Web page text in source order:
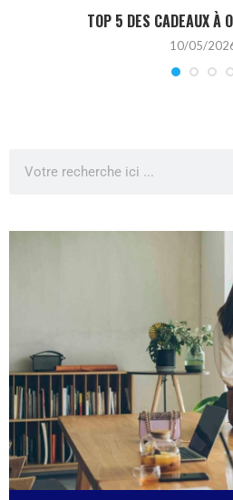
TOP 5 DES CADEAUX À
10/05/